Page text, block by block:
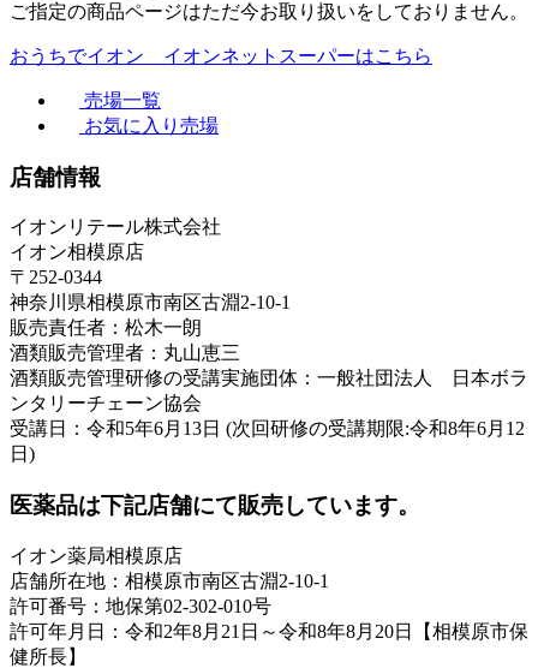
ご指定の商品ページはただ今お取り扱いをしておりません。
おうちでイオン イオンネットスーパーはこちら
売場一覧
お気に入り売場
店舗情報
イオンリテール株式会社
イオン相模原店
〒252-0344
神奈川県相模原市南区古淵2-10-1
販売責任者：松木一朗
酒類販売管理者：丸山恵三
酒類販売管理研修の受講実施団体：一般社団法人 日本ボラ
ンタリーチェーン協会
受講日：令和5年6月13日 (次回研修の受講期限:令和8年6月12
日)
医薬品は下記店舗にて販売しています。
イオン薬局相模原店
店舗所在地：相模原市南区古淵2-10-1
許可番号：地保第02-302-010号
許可年月日：令和2年8月21日～令和8年8月20日【相模原市保
健所長】